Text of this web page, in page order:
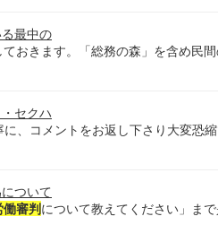
最中の
おきます。「総務の森」を含め民
セクハ
、コメントをお返し下さり大変恐
ついて
働審判について教えてください」ま